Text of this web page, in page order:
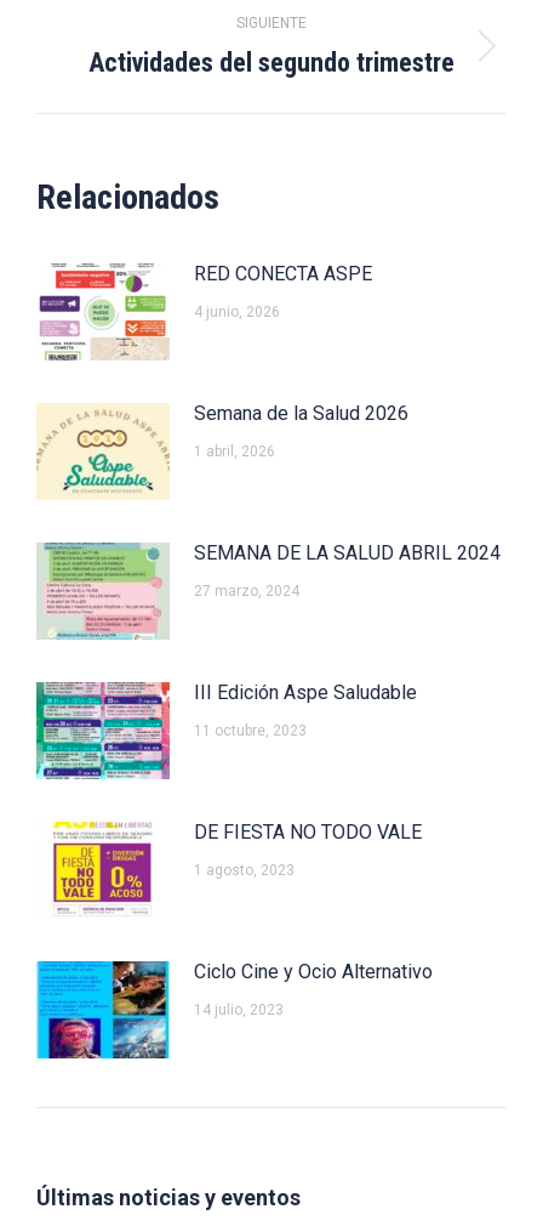
SIGUIENTE
Publicación
Actividades del segundo trimestre
Relacionados
RED CONECTA ASPE
4 junio, 2026
Semana de la Salud 2026
1 abril, 2026
SEMANA DE LA SALUD ABRIL 2024
27 marzo, 2024
III Edición Aspe Saludable
11 octubre, 2023
DE FIESTA NO TODO VALE
1 agosto, 2023
Ciclo Cine y Ocio Alternativo
14 julio, 2023
Últimas noticias y eventos